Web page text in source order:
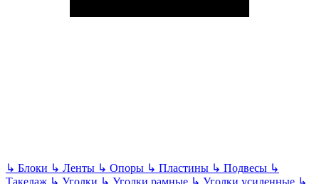
↳ Блоки ↳ Ленты ↳ Опоры ↳ Пластины ↳ Подвесы ↳
Такелаж ↳ Уголки ↳ Уголки рамные ↳ Уголки усиленные ↳